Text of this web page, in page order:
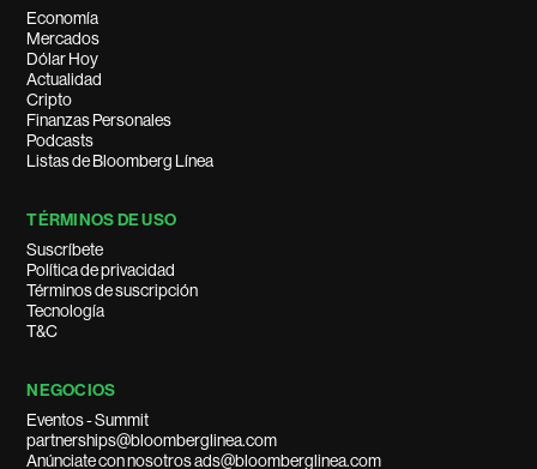
Economía
Mercados
Dólar Hoy
Actualidad
Cripto
Finanzas Personales
Podcasts
Listas de Bloomberg Línea
TÉRMINOS DE USO
Suscríbete
Política de privacidad
Términos de suscripción
Tecnología
T&C
NEGOCIOS
Eventos - Summit
partnerships@bloomberglinea.com
Anúnciate con nosotros ads@bloomberglinea.com